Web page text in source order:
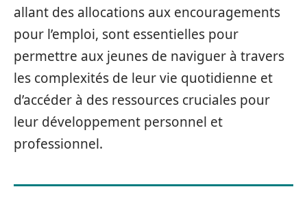
allant des allocations aux encouragements
pour l’emploi, sont essentielles pour
permettre aux jeunes de naviguer à travers
les complexités de leur vie quotidienne et
d’accéder à des ressources cruciales pour
leur développement personnel et
professionnel.